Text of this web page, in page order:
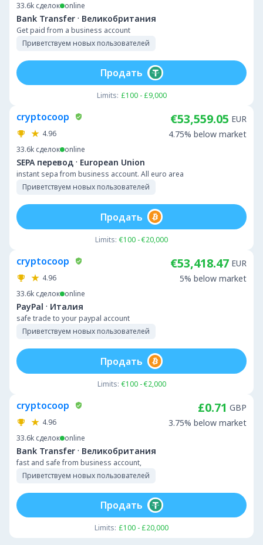
33.6k сделок online
Bank Transfer · Великобритания
Get paid from a business account
Приветствуем новых пользователей
Limits: £100 - £9,000
Продать
cryptocoop
4.96
33.6k сделок online
SEPA перевод · European Union
instant sepa from business account. All euro area
Приветствуем новых пользователей
€53,559.05 EUR
4.75% below market
Limits: €100 - €20,000
Продать
cryptocoop
4.96
33.6k сделок online
PayPal · Италия
safe trade to your paypal account
Приветствуем новых пользователей
€53,418.47 EUR
5% below market
Limits: €100 - €2,000
Продать
cryptocoop
4.96
33.6k сделок online
Bank Transfer · Великобритания
fast and safe from business account,
Приветствуем новых пользователей
£0.71 GBP
3.75% below market
Limits: £100 - £20,000
Продать